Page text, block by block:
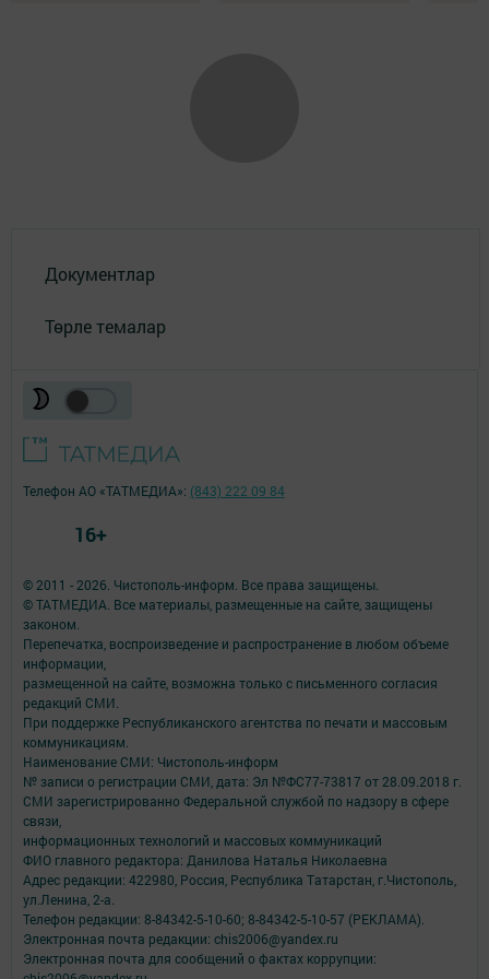
Документлар
Төрле темалар
© 2011 - 2026. Чистополь-информ. Все права защищены.
© ТАТМЕДИА. Все материалы, размещенные на сайте, защищены
законом.
Перепечатка, воспроизведение и распространение в любом объеме
информации,
размещенной на сайте, возможна только с письменного согласия
редакций СМИ.
При поддержке Республиканского агентства по печати и массовым
коммуникациям.
Наименование СМИ: Чистополь-информ
№ записи о регистрации СМИ, дата: Эл №ФС77-73817 от 28.09.2018 г.
СМИ зарегистрированно Федеральной службой по надзору в сфере
связи,
информационных технологий и массовых коммуникаций
ФИО главного редактора: Данилова Наталья Николаевна
Адрес редакции: 422980, Россия, Республика Татарстан, г.Чистополь,
ул.Ленина, 2-а.
Телефон редакции: 8-84342-5-10-60; 8-84342-5-10-57 (РЕКЛАМА).
Электронная почта редакции: chis2006@yandex.ru
Электронная почта для сообщений о фактах коррупции:
Телефон АО «ТАТМЕДИА»: (843) 222 09 84
16+